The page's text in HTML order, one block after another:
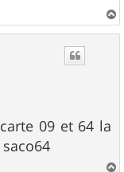
a
09 et 64 la